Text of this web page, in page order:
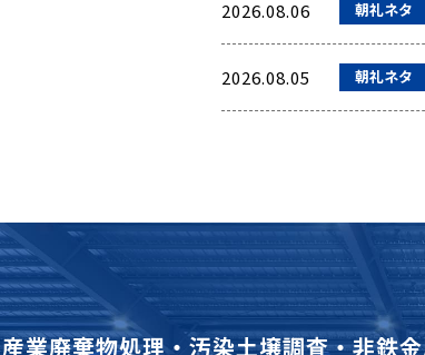
2026.08.06 朝礼ネタ
2026.08.05 朝礼ネタ
産業廃棄物処理・汚染土壌調査・非鉄